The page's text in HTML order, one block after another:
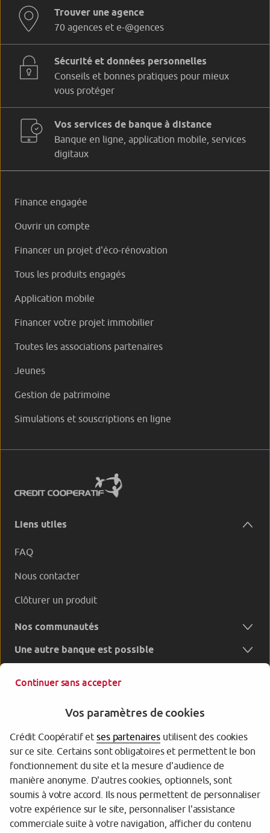
Trouver une agence
70 agences et e-@gences
Sécurité et données personnelles
Conseils et bonnes pratiques pour mieux
vous protéger
Vos services de banque à distance
Banque en ligne, application mobile, services
digitaux
Finance engagée
Ouvrir un compte
Financer un projet d'éco-rénovation
Tous les produits engagés
Application mobile
Financer votre projet immobilier
Toutes les associations partenaires
Jeunes
Gestion de patrimoine
Simulations et souscriptions en ligne
Liens utiles
FAQ
Nous contacter
Clôturer un produit
Nos communautés
Une autre banque est possible
Garantie des Dépôts
Protection des données personnelles
Gestion des cookies
Continuer sans accepter
Vos paramètres de cookies
Crédit Coopératif etses partenairesutilisent des cookies
sur ce site. Certains sont obligatoires et permettent le bon
fonctionnement du site et la mesure d'audience de
manière anonyme. D'autres cookies, optionnels, sont
soumis à votre accord. Ils nous permettent de personnaliser
votre expérience sur le site, personnaliser l'assistance
commerciale suite à votre navigation, afficher du contenu